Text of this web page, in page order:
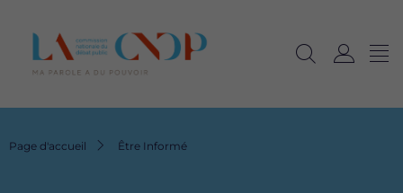
recherche
n
Fil
Page d'accueil Être Informé